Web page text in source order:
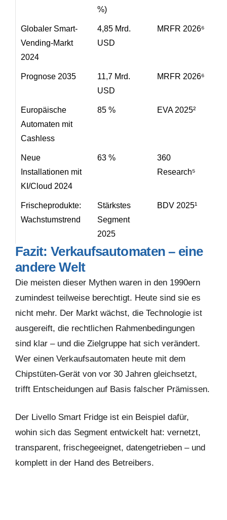
%)
Globaler Smart-
Vending-Markt
2024
4,85 Mrd.
USD
MRFR 2026⁶
Prognose 2035
11,7 Mrd.
USD
MRFR 2026⁶
Europäische
Automaten mit
Cashless
85 % EVA 2025²
Neue
Installationen mit
KI/Cloud 2024
63 %
360
Research⁵
Frischeprodukte:
Wachstumstrend
Stärkstes
Segment
2025
BDV 2025¹
Fazit: Verkaufsautomaten – eine
andere Welt
Die meisten dieser Mythen waren in den 1990ern
zumindest teilweise berechtigt. Heute sind sie es
nicht mehr. Der Markt wächst, die Technologie ist
ausgereift, die rechtlichen Rahmenbedingungen
sind klar – und die Zielgruppe hat sich verändert.
Wer einen Verkaufsautomaten heute mit dem
Chipstüten-Gerät von vor 30 Jahren gleichsetzt,
trifft Entscheidungen auf Basis falscher Prämissen.
Der Livello Smart Fridge ist ein Beispiel dafür,
wohin sich das Segment entwickelt hat: vernetzt,
transparent, frischegeeignet, datengetrieben – und
komplett in der Hand des Betreibers.